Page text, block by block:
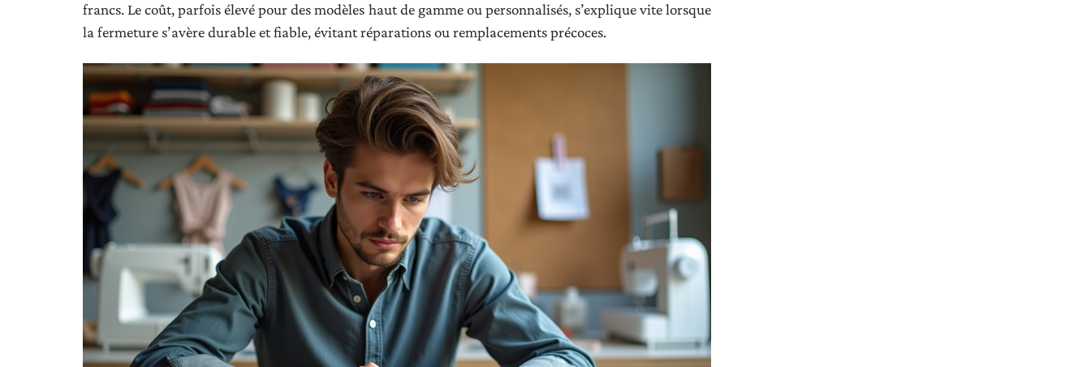
francs. Le coût, parfois élevé pour des modèles haut de gamme ou personnalisés, s’explique vite lorsque
la fermeture s’avère durable et fiable, évitant réparations ou remplacements précoces.